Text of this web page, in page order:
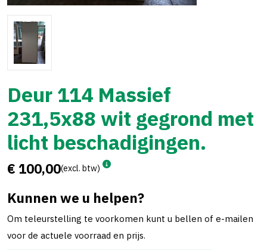
Deur 114 Massief
231,5x88 wit gegrond met
licht beschadigingen.
€ 100,00(excl. btw)
Kunnen we u helpen?
Om teleurstelling te voorkomen kunt u bellen of e-mailen
voor de actuele voorraad en prijs.